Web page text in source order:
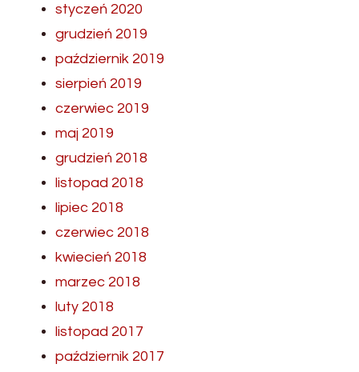
styczeń 2020
grudzień 2019
październik 2019
sierpień 2019
czerwiec 2019
maj 2019
grudzień 2018
listopad 2018
lipiec 2018
czerwiec 2018
kwiecień 2018
marzec 2018
luty 2018
listopad 2017
październik 2017